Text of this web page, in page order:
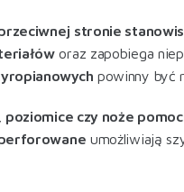
stronie
oraz zapobiega
powinny być
poziomice czy noże
umożliwiają